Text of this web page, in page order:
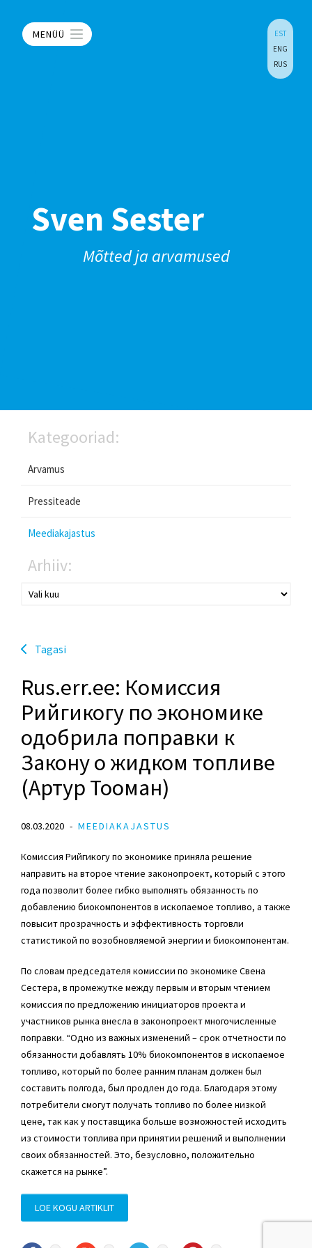
MENÜÜ
EST
ENG
RUS
Sven Sester
Mõtted ja arvamused
Kategooriad:
Arvamus
Pressiteade
Meediakajastus
Arhiiv:
Tagasi
Rus.err.ee: Комиссия
Рийгикогу по экономике
одобрила поправки к
Закону о жидком топливе
(Артур Тооман)
08.03.2020 MEEDIAKAJASTUS
Комиссия Рийгикогу по экономике приняла решение
направить на второе чтение законопроект, который с этого
года позволит более гибко выполнять обязанность по
добавлению биокомпонентов в ископаемое топливо, а также
повысит прозрачность и эффективность торговли
статистикой по возобновляемой энергии и биокомпонентам.
По словам председателя комиссии по экономике Свена
Сестера, в промежутке между первым и вторым чтением
комиссия по предложению инициаторов проекта и
участников рынка внесла в законопроект многочисленные
поправки. “Одно из важных изменений – срок отчетности по
обязанности добавлять 10% биокомпонентов в ископаемое
топливо, который по более ранним планам должен был
составить полгода, был продлен до года. Благодаря этому
потребители смогут получать топливо по более низкой
цене, так как у поставщика больше возможностей исходить
из стоимости топлива при принятии решений и выполнении
своих обязанностей. Это, безусловно, положительно
скажется на рынке”.
LOE KOGU ARTIKLIT